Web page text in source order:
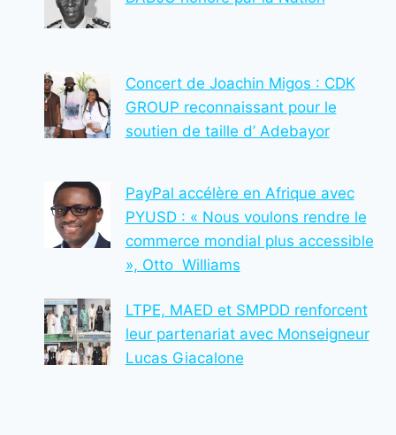
SOPROEM
Concert de Joachin Migos : CDK
GROUP reconnaissant pour le
soutien de taille d’ Adebayor
PayPal accélère en Afrique avec
PYUSD : « Nous voulons rendre le
commerce mondial plus accessible
», Otto Williams
LTPE, MAED et SMPDD renforcent
leur partenariat avec Monseigneur
Lucas Giacalone